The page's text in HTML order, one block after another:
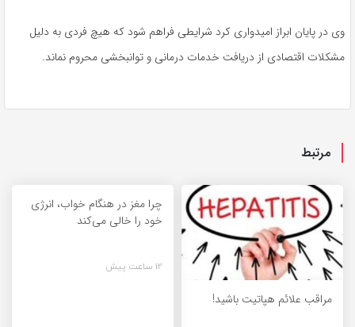
وی در پایان ابراز امیدواری کرد شرایطی فراهم شود که هیچ فردی به دلیل
مشکلات اقتصادی از دریافت خدمات درمانی و توانبخشی محروم نماند.
مرتبط
مراقب علائم هپاتیت باشید!
چرا مغز در هنگام خواب، انرژی
خود را خالی می‌کند
12 ساعت پیش